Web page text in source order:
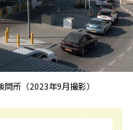
所（2023年9月撮影）